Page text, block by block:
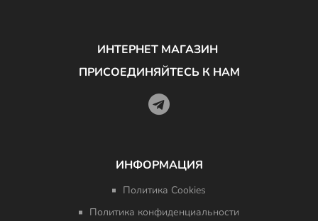
ИНТЕРНЕТ МАГАЗИН
ПРИСОЕДИНЯЙТЕСЬ К НАМ
ИНФОРМАЦИЯ
Политика Cookies
Политика конфиденциальности